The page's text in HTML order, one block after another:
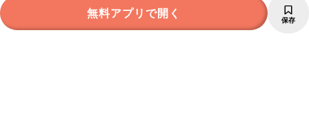
無料アプリで開く 保存